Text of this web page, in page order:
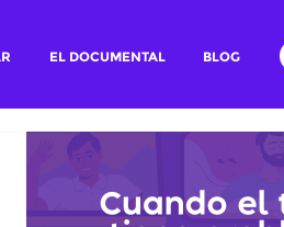
EL DOCUMENTAL BLOG